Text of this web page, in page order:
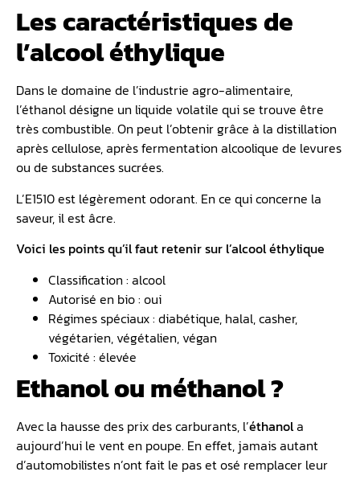
Les caractéristiques de
l’alcool éthylique
Dans le domaine de l’industrie agro-alimentaire,
l’éthanol désigne un liquide volatile qui se trouve être
très combustible. On peut l’obtenir grâce à la distillation
après cellulose, après fermentation alcoolique de levures
ou de substances sucrées.
L’E1510 est légèrement odorant. En ce qui concerne la
saveur, il est âcre.
Voici les points qu’il faut retenir sur l’alcool éthylique
Classification : alcool
Autorisé en bio : oui
Régimes spéciaux : diabétique, halal, casher,
végétarien, végétalien, végan
Toxicité : élevée
Ethanol ou méthanol ?
Avec la hausse des prix des carburants, l’éthanola
aujourd’hui le vent en poupe. En effet, jamais autant
d’automobilistes n’ont fait le pas et osé remplacer leur